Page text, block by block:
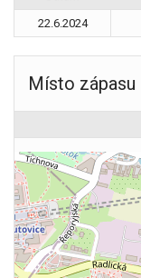
22.6.2024
Místo zápasu